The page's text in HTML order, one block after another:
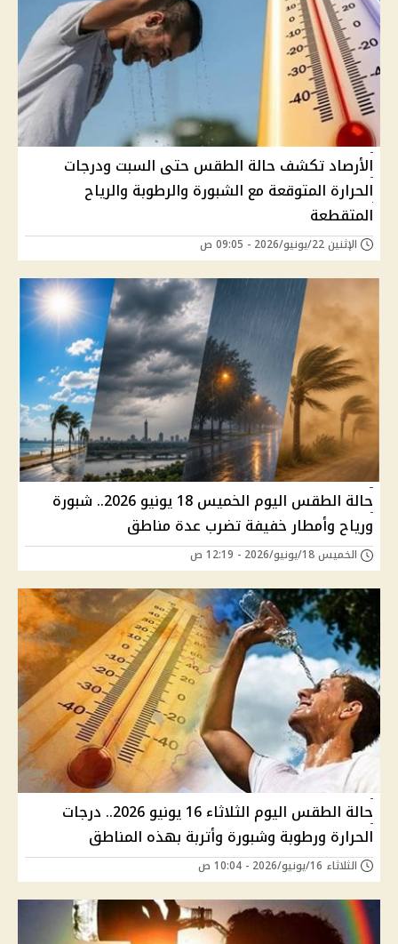
الأرصاد تكشف حالة الطقس حتى السبت ودرجات
الحرارة المتوقعة مع الشبورة والرطوبة والرياح
المتقطعة
الإثنين 22/يونيو/2026 - 09:05 ص
حالة الطقس اليوم الخميس 18 يونيو 2026.. شبورة
ورياح وأمطار خفيفة تضرب عدة مناطق
الخميس 18/يونيو/2026 - 12:19 ص
حالة الطقس اليوم الثلاثاء 16 يونيو 2026.. درجات
الحرارة ورطوبة وشبورة وأتربة بهذه المناطق
الثلاثاء 16/يونيو/2026 - 10:04 ص